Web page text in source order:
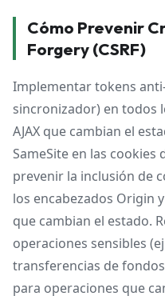
Cómo Prevenir
Forgery (CSRF)
Implementar tokens
sincronizador) en todos
AJAX que cambian el
SameSite en las cookies
prevenir la inclusión de
los encabezados Origin
que cambian el estado.
operaciones sensibles
transferencias de
para operaciones que